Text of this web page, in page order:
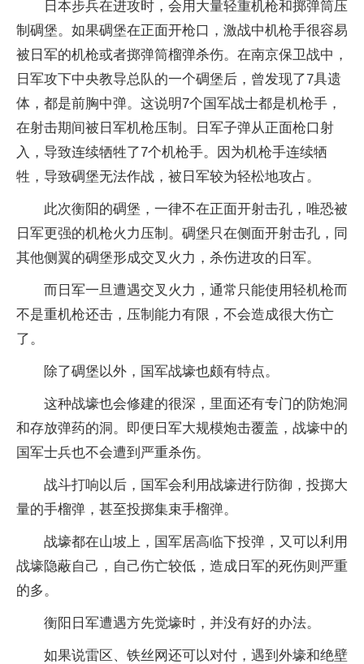
日本步兵在进攻时，会用大量轻重机枪和掷弹筒压
制碉堡。如果碉堡在正面开枪口，激战中机枪手很容易
被日军的机枪或者掷弹筒榴弹杀伤。在南京保卫战中，
日军攻下中央教导总队的一个碉堡后，曾发现了7具遗
体，都是前胸中弹。这说明7个国军战士都是机枪手，
在射击期间被日军机枪压制。日军子弹从正面枪口射
入，导致连续牺牲了7个机枪手。因为机枪手连续牺
牲，导致碉堡无法作战，被日军较为轻松地攻占。
此次衡阳的碉堡，一律不在正面开射击孔，唯恐被
日军更强的机枪火力压制。碉堡只在侧面开射击孔，同
其他侧翼的碉堡形成交叉火力，杀伤进攻的日军。
而日军一旦遭遇交叉火力，通常只能使用轻机枪而
不是重机枪还击，压制能力有限，不会造成很大伤亡
了。
除了碉堡以外，国军战壕也颇有特点。
这种战壕也会修建的很深，里面还有专门的防炮洞
和存放弹药的洞。即便日军大规模炮击覆盖，战壕中的
国军士兵也不会遭到严重杀伤。
战斗打响以后，国军会利用战壕进行防御，投掷大
量的手榴弹，甚至投掷集束手榴弹。
战壕都在山坡上，国军居高临下投弹，又可以利用
战壕隐蔽自己，自己伤亡较低，造成日军的死伤则严重
的多。
衡阳日军遭遇方先觉壕时，并没有好的办法。
如果说雷区、铁丝网还可以对付，遇到外壕和绝壁